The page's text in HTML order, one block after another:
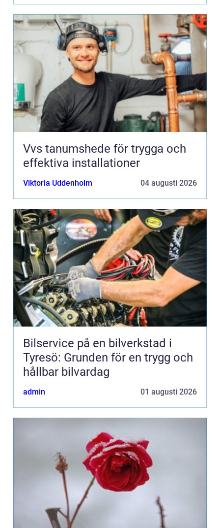
Vvs tanumshede för trygga och
effektiva installationer
Viktoria Uddenholm 04 augusti 2026
Bilservice på en bilverkstad i
Tyresö: Grunden för en trygg och
hållbar bilvardag
admin 01 augusti 2026